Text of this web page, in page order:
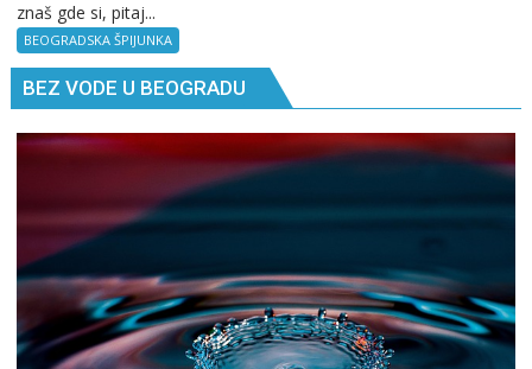
si,
znaš gde si, pitaj...
BEOGRADSKA ŠPIJUNKA
BEZ VODE U BEOGRADU